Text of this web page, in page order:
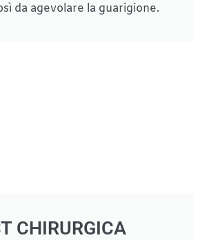
da agevolare la guarigione.
CHIRURGICA